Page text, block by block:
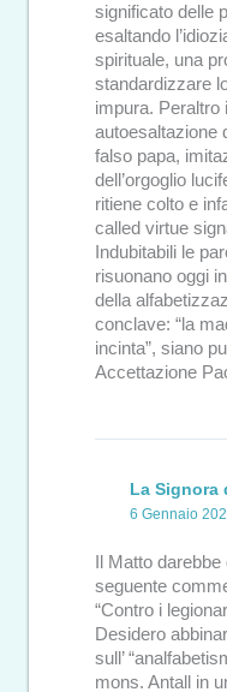
significato delle
esaltando
spirituale, una
standardizzare
impura. Peraltro
autoesaltazione
falso papa,
dell’orgoglio
ritiene colto e
called virtue
Indubitabili le
risuonano oggi
della
conclave: “la
incinta”, siano
Accettazione
La
6 Gennaio
Il Matto
seguente
“Contro i
Desidero
sull’
mons. Antall in